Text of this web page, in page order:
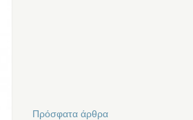
Πρόσφατα άρθρα